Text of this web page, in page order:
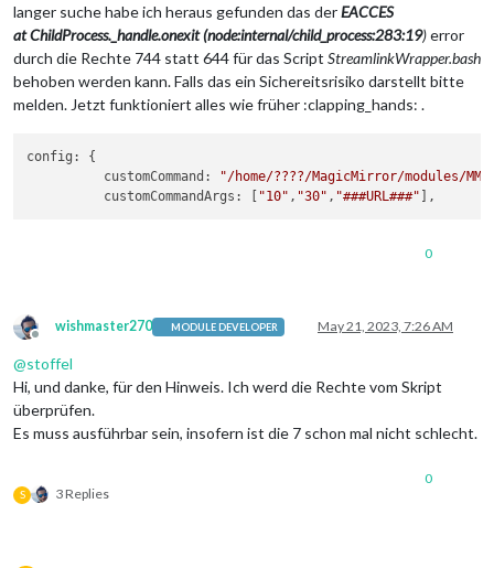
langer suche habe ich heraus gefunden das derEACCES
at ChildProcess._handle.onexit (node:internal/child_process:283:19)error
durch die Rechte 744 statt 644 für das Script StreamlinkWrapper.bash
behoben werden kann. Falls das ein Sichereitsrisiko darstellt bitte
melden. Jetzt funktioniert alles wie früher :clapping_hands: .
config: {
          customCommand:
"/home/????/MagicMirror/modules/
          customCommandArgs: [
"10" , "30" , "###URL###"
0
Offline
wishmaster270 MODULE DEVELOPER May 21, 2023, 7:26 AM
@stoffel
Hi, und danke, für den Hinweis. Ich werd die Rechte vom Skript
überprüfen.
Es muss ausführbar sein, insofern ist die 7 schon mal nicht schlecht.
S 3 Replies
0